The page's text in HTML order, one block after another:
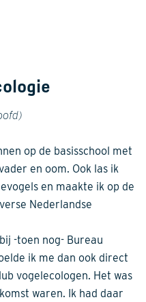
op de basisschool met
en oom. Ook las ik
en maakte ik op de
Nederlandse
-toen nog- Bureau
ik me dan ook direct
vogelecologen. Het was
waren. Ik had daar